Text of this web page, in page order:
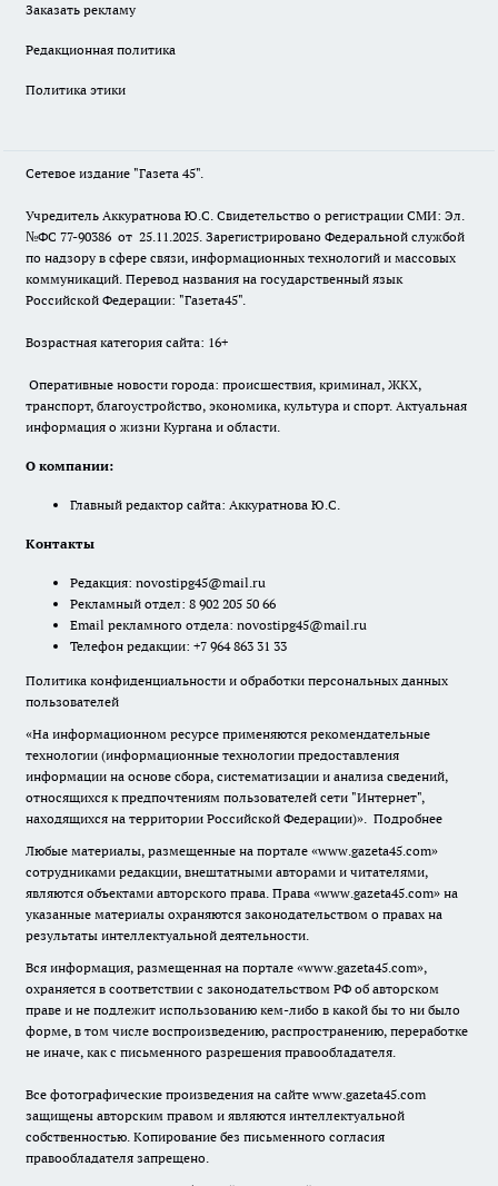
Заказать рекламу
Редакционная политика
Политика этики
Сетевое издание "Газета 45".
Учредитель Аккуратнова Ю.С. Свидетельство о регистрации СМИ: Эл.
№ФС 77-90386 от 25.11.2025. Зарегистрировано Федеральной службой
по надзору в сфере связи, информационных технологий и массовых
коммуникаций. Перевод названия на государственный язык
Российской Федерации: "Газета45".
Возрастная категория сайта: 16+
Оперативные новости города: происшествия, криминал, ЖКХ,
транспорт, благоустройство, экономика, культура и спорт. Актуальная
информация о жизни Кургана и области.
О компании:
Главный редактор сайта: Аккуратнова Ю.С.
Контакты
Редакция: novostipg45@mail.ru
Рекламный отдел: 8 902 205 50 66
Email рекламного отдела: novostipg45@mail.ru
Телефон редакции: +7 964 863 31 33
Политика конфиденциальности и обработки персональных данных
пользователей
«На информационном ресурсе применяются рекомендательные
технологии (информационные технологии предоставления
информации на основе сбора, систематизации и анализа сведений,
относящихся к предпочтениям пользователей сети "Интернет",
находящихся на территории Российской Федерации)». Подробнее
Любые материалы, размещенные на портале «www.gazeta45.com»
сотрудниками редакции, внештатными авторами и читателями,
являются объектами авторского права. Права «www.gazeta45.com» на
указанные материалы охраняются законодательством о правах на
результаты интеллектуальной деятельности.
Вся информация, размещенная на портале «www.gazeta45.com»,
охраняется в соответствии с законодательством РФ об авторском
праве и не подлежит использованию кем-либо в какой бы то ни было
форме, в том числе воспроизведению, распространению, переработке
не иначе, как с письменного разрешения правообладателя.
Все фотографические произведения на сайте www.gazeta45.com
защищены авторским правом и являются интеллектуальной
собственностью. Копирование без письменного согласия
правообладателя запрещено.